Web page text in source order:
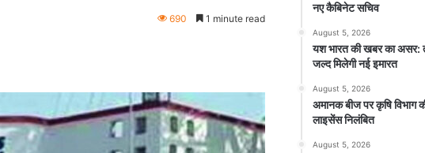
690 1 minute read
नए कैबिनेट सचिव
August 5, 2026
यश भारत की खबर का असर:
जल्द मिलेगी नई इमारत
August 5, 2026
अमानक बीज पर कृषि विभाग
लाइसेंस निलंबित
August 5, 2026